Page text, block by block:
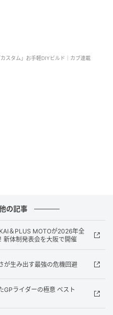
感が少ない！ ホイール
…w
～オススメ！
スタム」お手軽DIYビルド｜カブ連載
の記事
＆PLUS MOTOが2026年全
新体制発表会を大阪で開催
が生み出す最強の危機回避
ライダーの極意 ベスト